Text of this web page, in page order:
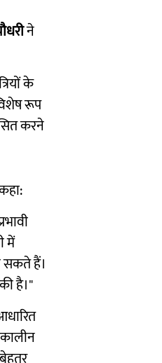
ने
के
रूप
करने
में
सकते हैं।
है।"